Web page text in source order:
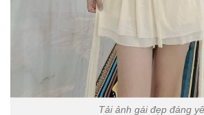
Tải ảnh gái đẹp đáng